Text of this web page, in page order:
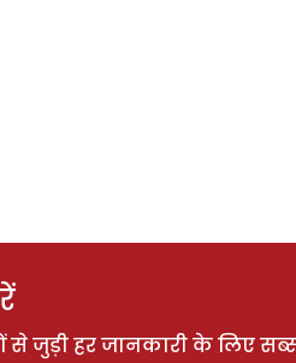
से जुड़ी हर जानकारी के लिए